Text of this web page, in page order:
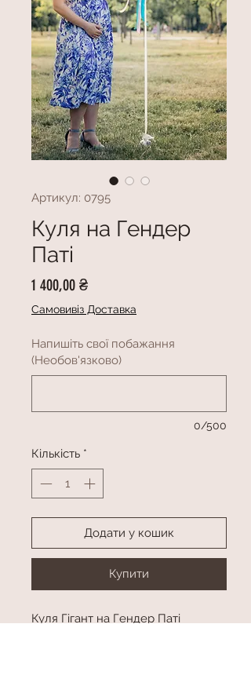
Артикул: 0795
Куля на Гендер
Паті
1 400,00 ₴Ціна
Самовивіз Доставка
Напишіть свої побажання
(Необов'язково)
0/500
Кількість *
Додати у кошик
Купити
Куля Гігант на Гендер Паті